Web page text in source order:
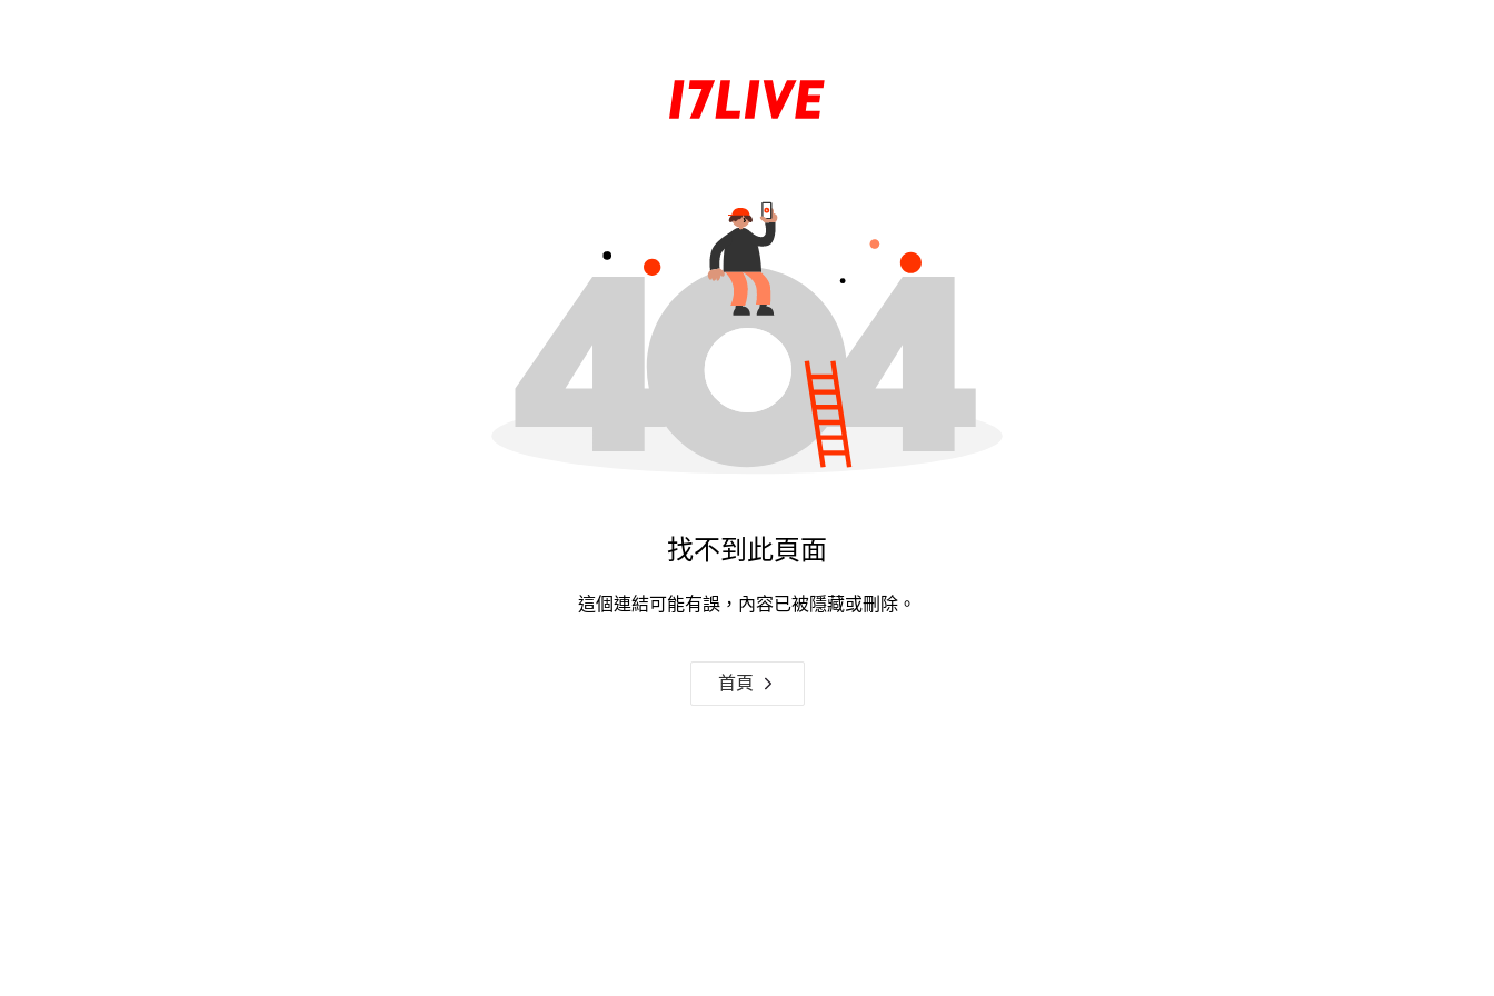
找不到此頁面
這個連結可能有誤，內容已被隱藏或刪除。
首頁